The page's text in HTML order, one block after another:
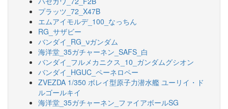
プラッツ_72_X47B
エムアイモルデ_100_なっちん
RG_サザビー
バンダイ_RG_νガンダム
海洋堂_35ガチャーネン_SAFS_白
バンダイ_フルメカニクス_10_ガンダムグシオン
バンダイ_HGUC_ペーネロペー
ZVEZDA 1/350 ボレイ型原子力潜水艦 ユーリイ・ド
ルゴールキイ
海洋堂_35ガチャーネン_ファイアボールSG